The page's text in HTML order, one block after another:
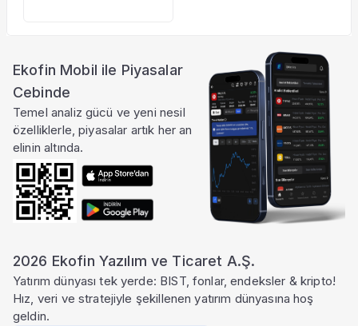
Ekofin Mobil ile Piyasalar
Cebinde
Temel analiz gücü ve yeni nesil
özelliklerle, piyasalar artık her an
elinin altında.
2026 Ekofin Yazılım ve Ticaret A.Ş.
Yatırım dünyası tek yerde: BIST, fonlar, endeksler & kripto!
Hız, veri ve stratejiyle şekillenen yatırım dünyasına hoş
geldin.